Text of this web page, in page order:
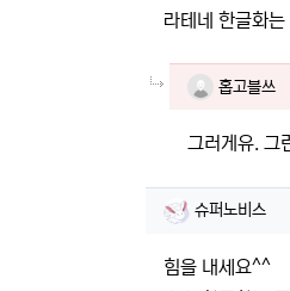
라테네 한글화
홉고블
홉고블쓰
그러게유. 그
슈퍼노비
슈퍼노비스
힘을 내세요^^